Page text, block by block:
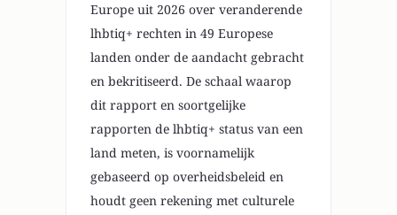
Europe uit 2026 over veranderende
lhbtiq+ rechten in 49 Europese
landen onder de aandacht gebracht
en bekritiseerd. De schaal waarop
dit rapport en soortgelijke
rapporten de lhbtiq+ status van een
land meten, is voornamelijk
gebaseerd op overheidsbeleid en
houdt geen rekening met culturele